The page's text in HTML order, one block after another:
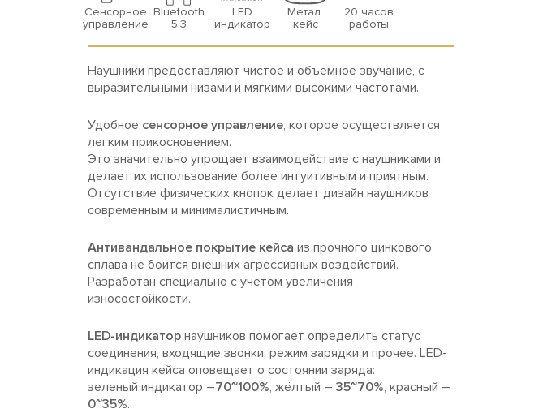
Сенсорное
управление
Bluetooth
5.3
LED
индикатор
Метал.
кейс
20 часов
работы
Наушники предоставляют чистое и объемное звучание, с
выразительными низами и мягкими высокими частотами.
Удобное сенсорное управление, которое осуществляется
легким прикосновением.
Это значительно упрощает взаимодействие с наушниками и
делает их использование более интуитивным и приятным.
Отсутствие физических кнопок делает дизайн наушников
современным и минималистичным.
Антивандальное покрытие кейса из прочного цинкового
сплава не боится внешних агрессивных воздействий.
Разработан специально с учетом увеличения
износостойкости.
LED-индикатор наушников помогает определить статус
соединения, входящие звонки, режим зарядки и прочее. LED-
индикация кейса оповещает о состоянии заряда:
зеленый индикатор –70~100%, жёлтый – 35~70%, красный –
0~35%.